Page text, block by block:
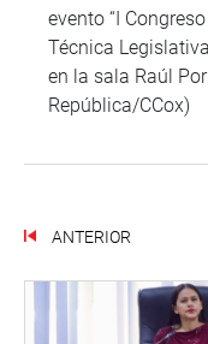
evento “I
Técnica
en la sala Raúl
República/CCox)
ANTERIOR